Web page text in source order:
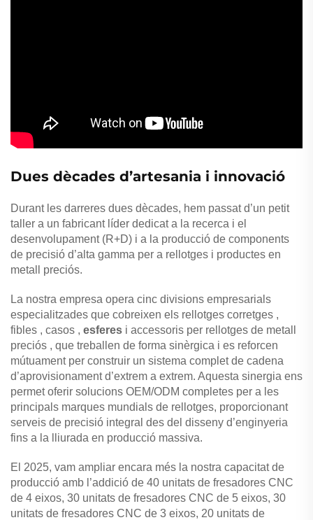
Dues dècades d’artesania i innovació
Durant les darreres dues dècades, hem passat d’un petit
taller a un fabricant líder dedicat a la recerca i el
desenvolupament (R+D) i a la producció de components
de precisió d’alta gamma per a rellotges i productes en
metall preciós.
La nostra empresa opera cinc divisions empresarials
especialitzades que cobreixen els rellotges corretges ,
fibles , casos , esferes i accessoris per rellotges de metall
preciós , que treballen de forma sinèrgica i es reforcen
mútuament per construir un sistema complet de cadena
d’aprovisionament d’extrem a extrem. Aquesta sinergia ens
permet oferir solucions OEM/ODM completes per a les
principals marques mundials de rellotges, proporcionant
serveis de precisió integral des del disseny d’enginyeria
fins a la lliurada en producció massiva.
El 2025, vam ampliar encara més la nostra capacitat de
producció amb l’addició de 40 unitats de fresadores CNC
de 4 eixos, 30 unitats de fresadores CNC de 5 eixos, 30
unitats de fresadores CNC de 3 eixos, 20 unitats de